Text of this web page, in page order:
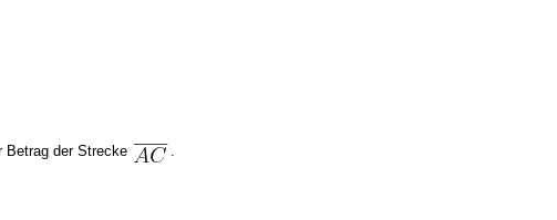
Betrag der Strecke .